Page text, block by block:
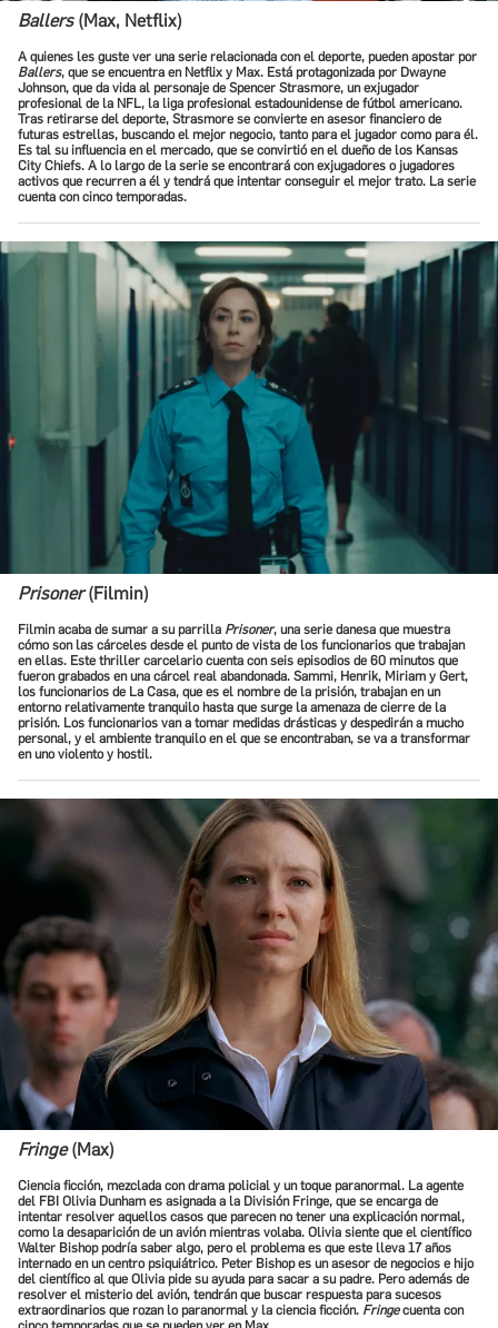
Ballers(Max, Netflix)
A quienes les guste ver una serie relacionada con el deporte, pueden apostar por
Ballers, que se encuentra en Netflix y Max. Está protagonizada por Dwayne
Johnson, que da vida al personaje de Spencer Strasmore, un exjugador
profesional de la NFL, la liga profesional estadounidense de fútbol americano.
Tras retirarse del deporte, Strasmore se convierte en asesor financiero de
futuras estrellas, buscando el mejor negocio, tanto para el jugador como para él.
Es tal su influencia en el mercado, que se convirtió en el dueño de los Kansas
City Chiefs. A lo largo de la serie se encontrará con exjugadores o jugadores
activos que recurren a él y tendrá que intentar conseguir el mejor trato. La serie
cuenta con cinco temporadas.
Prisoner(Filmin)
Filmin acaba de sumar a su parrilla Prisoner, una serie danesa que muestra
cómo son las cárceles desde el punto de vista de los funcionarios que trabajan
en ellas. Este thriller carcelario cuenta con seis episodios de 60 minutos que
fueron grabados en una cárcel real abandonada. Sammi, Henrik, Miriam y Gert,
los funcionarios de La Casa, que es el nombre de la prisión, trabajan en un
entorno relativamente tranquilo hasta que surge la amenaza de cierre de la
prisión. Los funcionarios van a tomar medidas drásticas y despedirán a mucho
personal, y el ambiente tranquilo en el que se encontraban, se va a transformar
en uno violento y hostil.
Fringe(Max)
Ciencia ficción, mezclada con drama policial y un toque paranormal. La agente
del FBI Olivia Dunham es asignada a la División Fringe, que se encarga de
intentar resolver aquellos casos que parecen no tener una explicación normal,
como la desaparición de un avión mientras volaba. Olivia siente que el científico
Walter Bishop podría saber algo, pero el problema es que este lleva 17 años
internado en un centro psiquiátrico. Peter Bishop es un asesor de negocios e hijo
del científico al que Olivia pide su ayuda para sacar a su padre. Pero además de
resolver el misterio del avión, tendrán que buscar respuesta para sucesos
extraordinarios que rozan lo paranormal y la ciencia ficción. Fringecuenta con